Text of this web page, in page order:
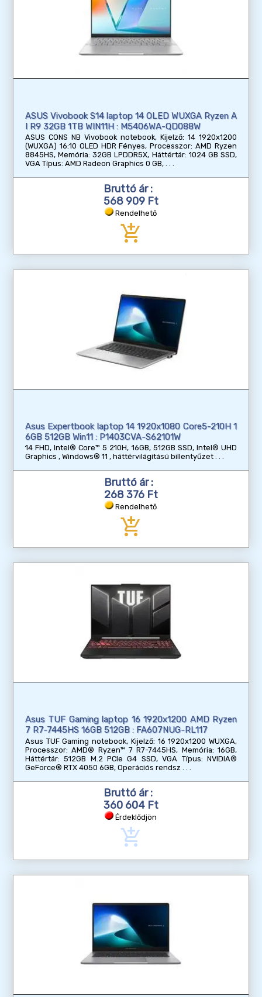
ASUS Vivobook S14 laptop 14 OLED WUXGA Ryzen A
I R9 32GB 1TB WIN11H : M5406WA-QD088W
ASUS CONS NB Vivobook notebook, Kijelző: 14 1920x1200
(WUXGA) 16:10 OLED HDR Fényes, Processzor: AMD Ryzen
8845HS, Memória: 32GB LPDDR5X, Háttértár: 1024 GB SSD,
VGA Típus: AMD Radeon Graphics 0 GB,
Bruttó ár :
568 909 Ft
Rendelhető
add_shopping_cart
Asus Expertbook laptop 14 1920x1080 Core5-210H 1
6GB 512GB Win11 : P1403CVA-S62101W
14 FHD, Intel® Core™ 5 210H, 16GB, 512GB SSD, Intel® UHD
Graphics , Windows® 11 , háttérvilágítású billentyűzet
Bruttó ár :
268 376 Ft
Rendelhető
add_shopping_cart
Asus TUF Gaming laptop 16 1920x1200 AMD Ryzen
7 R7-7445HS 16GB 512GB : FA607NUG-RL117
Asus TUF Gaming notebook, Kijelző: 16 1920x1200 WUXGA,
Processzor: AMD® Ryzen™ 7 R7-7445HS, Memória: 16GB,
Háttértár: 512GB M.2 PCIe G4 SSD, VGA Típus: NVIDIA®
GeForce® RTX 4050 6GB, Operációs rendsz
Bruttó ár :
360 604 Ft
Érdeklődjön
add_shopping_cart